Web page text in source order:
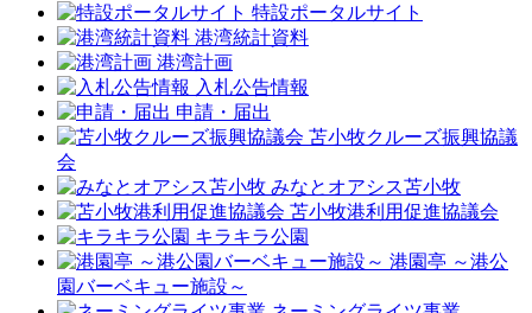
特設ポータルサイト
港湾統計資料
港湾計画
入札公告情報
申請・届出
苫小牧クルーズ振興協議
会
みなとオアシス苫小牧
苫小牧港利用促進協議会
キラキラ公園
港園亭 ～港公
園バーベキュー施設～